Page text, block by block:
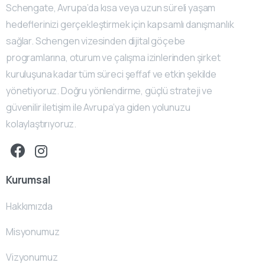
Schengate, Avrupa’da kısa veya uzun süreli yaşam
hedeflerinizi gerçekleştirmek için kapsamlı danışmanlık
sağlar. Schengen vizesinden dijital göçebe
programlarına, oturum ve çalışma izinlerinden şirket
kuruluşuna kadar tüm süreci şeffaf ve etkin şekilde
yönetiyoruz. Doğru yönlendirme, güçlü strateji ve
güvenilir iletişim ile Avrupa’ya giden yolunuzu
kolaylaştırıyoruz.
Kurumsal
Hakkımızda
Misyonumuz
Vizyonumuz